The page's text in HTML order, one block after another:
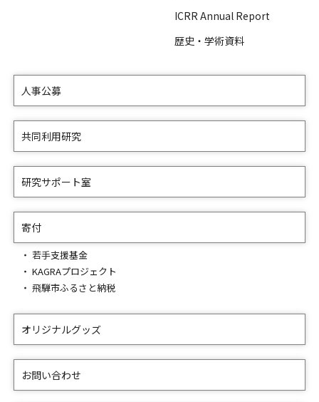
ICRR Annual Report
歴史・学術資料
人事公募
共同利用研究
研究サポート室
寄付
若手支援基金
KAGRAプロジェクト
飛騨市ふるさと納税
オリジナルグッズ
お問い合わせ